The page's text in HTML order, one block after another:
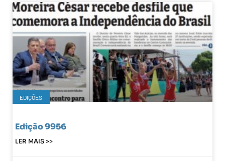
EDIÇÕES
Edição 9956
LER MAIS >>